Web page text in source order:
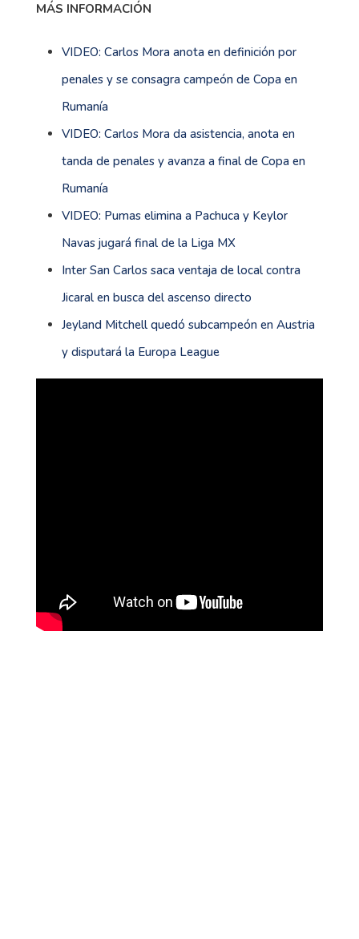
MÁS INFORMACIÓN
VIDEO: Carlos Mora anota en definición por
penales y se consagra campeón de Copa en
Rumanía
VIDEO: Carlos Mora da asistencia, anota en
tanda de penales y avanza a final de Copa en
Rumanía
VIDEO: Pumas elimina a Pachuca y Keylor
Navas jugará final de la Liga MX
Inter San Carlos saca ventaja de local contra
Jicaral en busca del ascenso directo
Jeyland Mitchell quedó subcampeón en Austria
y disputará la Europa League